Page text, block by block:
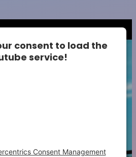
consent to load the
service!
Consent Management